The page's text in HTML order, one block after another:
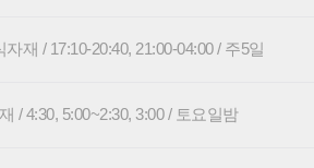
재 / 17:10-20:40, 21:00-04:00 / 주5일
/ 4:30, 5:00~2:30, 3:00 / 토요일밤